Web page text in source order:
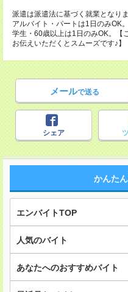
派遣は派遣法に基づく就業となりま
アルバイト・パートは1日のみOK。
学生・60歳以上は1日のみOK。【
お伝えいただくとスムーズです♪】
メールで送る
シェア
かんた
エンバイトTOP
人気のバイト
あなたへのおすすめバイト